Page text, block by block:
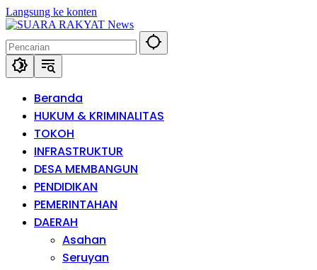
Langsung ke konten
Beranda
HUKUM & KRIMINALITAS
TOKOH
INFRASTRUKTUR
DESA MEMBANGUN
PENDIDIKAN
PEMERINTAHAN
DAERAH
Asahan
Seruyan